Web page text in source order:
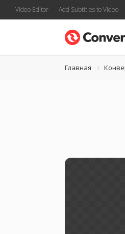
Video Editor Add Subtitles to Video
Главная